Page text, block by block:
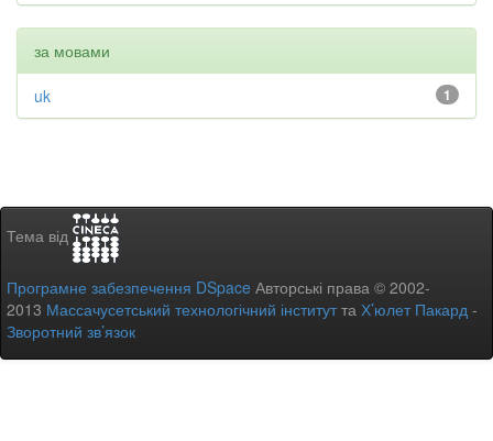
за мовами
1
uk
Тема від
Програмне забезпечення DSpace Авторські права © 2002-
2013 Массачусетський технологічний інститутта Х’юлет Пакард -
Зворотний зв’язок